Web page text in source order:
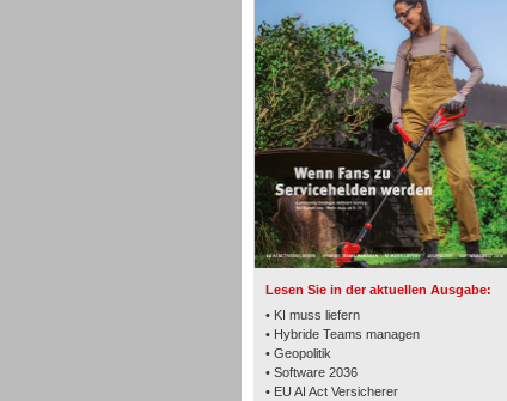
Lesen Sie in der aktuellen Ausgabe:
• KI muss liefern
• Hybride Teams managen
• Geopolitik
• Software 2036
• EU AI Act Versicherer
TK- und ACD-Systeme
Workforce-Management